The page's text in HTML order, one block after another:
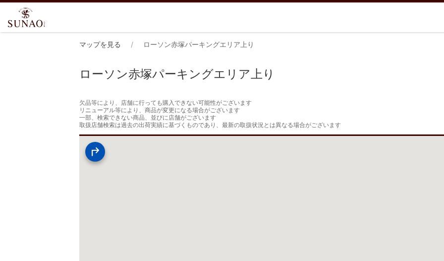
マップを見る ローソン赤塚パーキングエリア上り
ローソン赤塚パーキングエリア上り
欠品等により、店舗に行っても購入できない可能性がございます
リニューアル等により、商品が変更になる場合がございます
一部、検索できない商品、並びに店舗がございます
取扱店舗検索は過去の出荷実績に基づくものであり、最新の取扱状況とは異なる場合がございます